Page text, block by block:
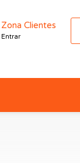
Zona Clientes
Entrar